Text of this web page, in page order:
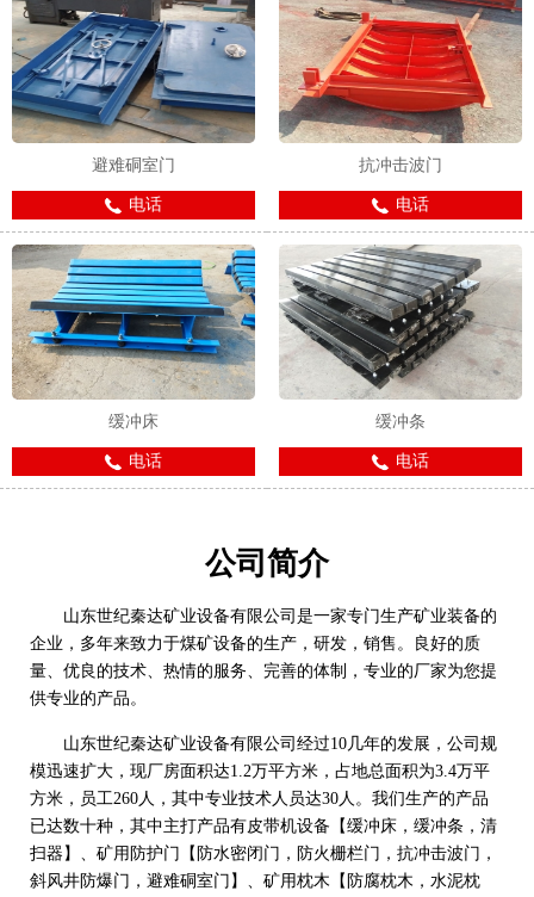
避难硐室门
电话
抗冲击波门
电话
缓冲床
电话
缓冲条
电话
公司简介
山东世纪秦达矿业设备有限公司是一家专门生产矿业装备的
企业，多年来致力于煤矿设备的生产，研发，销售。良好的质
量、优良的技术、热情的服务、完善的体制，专业的厂家为您提
供专业的产品。
山东世纪秦达矿业设备有限公司经过10几年的发展，公司规
模迅速扩大，现厂房面积达1.2万平方米，占地总面积为3.4万平
方米，员工260人，其中专业技术人员达30人。我们生产的产品
已达数十种，其中主打产品有皮带机设备【缓冲床，缓冲条，清
扫器】、矿用防护门【防水密闭门，防火栅栏门，抗冲击波门，
斜风井防爆门，避难硐室门】、矿用枕木【防腐枕木，水泥枕